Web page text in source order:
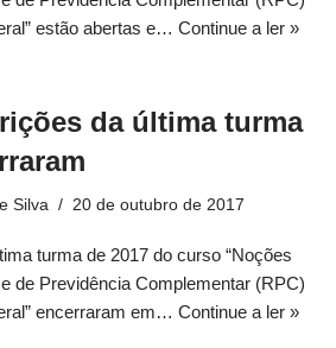
estão abertas e… Continue a ler »
da última turma
Silva 20 de outubro de 2017
turma de 2017 do curso “Noções
de Previdência Complementar (RPC)
encerraram em… Continue a ler »